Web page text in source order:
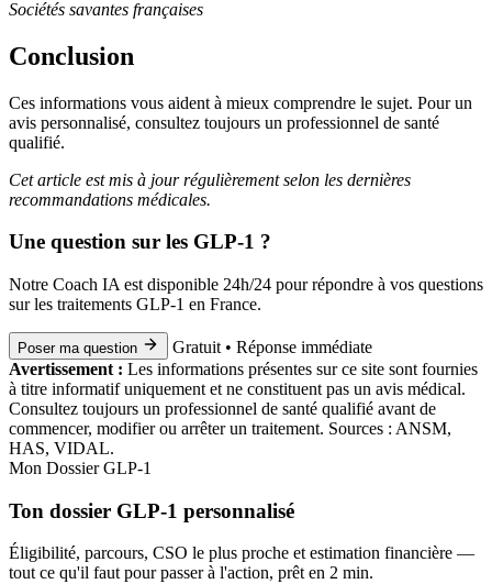
Sociétés savantes françaises
Conclusion
Ces informations vous aident à mieux comprendre le sujet. Pour un
avis personnalisé, consultez toujours un professionnel de santé
qualifié.
Cet article est mis à jour régulièrement selon les dernières
recommandations médicales.
Une question sur les GLP-1 ?
Notre Coach IA est disponible 24h/24 pour répondre à vos questions
sur les traitements GLP-1 en France.
Poser ma question
Gratuit • Réponse immédiate
Avertissement : Les informations présentes sur ce site sont fournies
à titre informatif uniquement et ne constituent pas un avis médical.
Consultez toujours un professionnel de santé qualifié avant de
commencer, modifier ou arrêter un traitement. Sources : ANSM,
HAS, VIDAL.
Mon Dossier GLP-1
Ton dossier GLP-1 personnalisé
Éligibilité, parcours, CSO le plus proche et estimation financière —
tout ce qu'il faut pour passer à l'action, prêt en 2 min.